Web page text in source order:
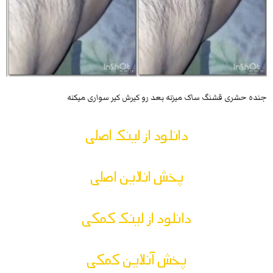
جنده حشری قشنگ ساک میزنه بعد رو کیرش کیر سواری میکنه
دانلود از لینک اصلی
پخش انلاین اصلی
دانلود از لینک کمکی
پخش آنلاین کمکی